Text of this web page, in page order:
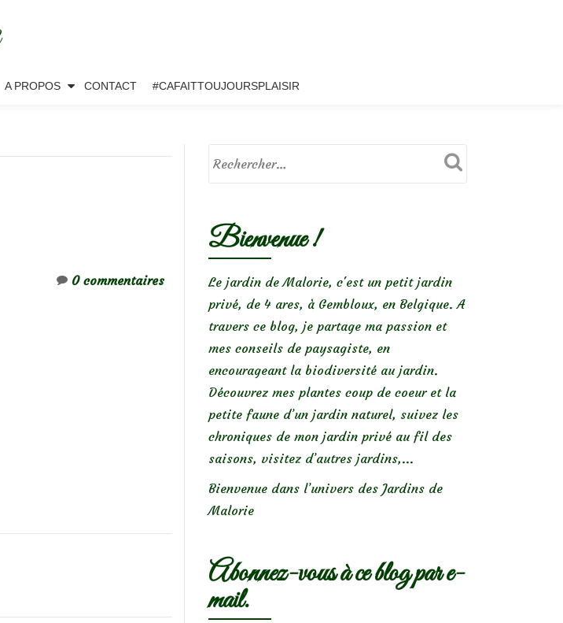
A PROPOS CONTACT #CAFAITTOUJOURSPLAISIR
0 commentaires
Bienvenue !
Le jardin de Malorie, c'est un petit jardin
privé, de 4 ares, à Gembloux, en Belgique. A
travers ce blog, je partage ma passion et
mes conseils de paysagiste, en
encourageant la biodiversité au jardin.
Découvrez mes plantes coup de coeur et la
petite faune d’un jardin naturel, suivez les
chroniques de mon jardin privé au fil des
saisons, visitez d’autres jardins,...
Bienvenue dans l’univers des Jardins de
Malorie
Abonnez-vous à ce blog par e-
mail.